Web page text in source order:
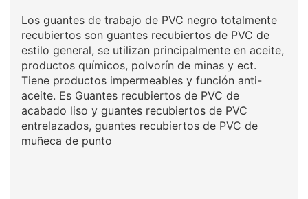
Los guantes de trabajo de PVC negro totalmente
recubiertos son guantes recubiertos de PVC de
estilo general, se utilizan principalmente en aceite,
productos químicos, polvorín de minas y ect.
Tiene productos impermeables y función anti-
aceite. Es Guantes recubiertos de PVC de
acabado liso y guantes recubiertos de PVC
entrelazados, guantes recubiertos de PVC de
muñeca de punto